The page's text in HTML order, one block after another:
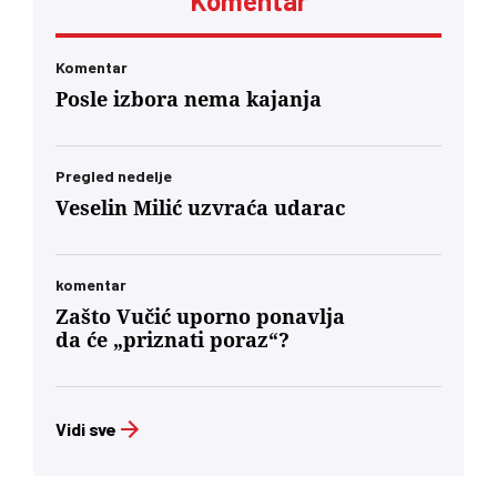
Komentar
Posle izbora nema kajanja
Pregled nedelje
Veselin Milić uzvraća udarac
komentar
Zašto Vučić uporno ponavlja
da će „priznati poraz“?
Vidi sve